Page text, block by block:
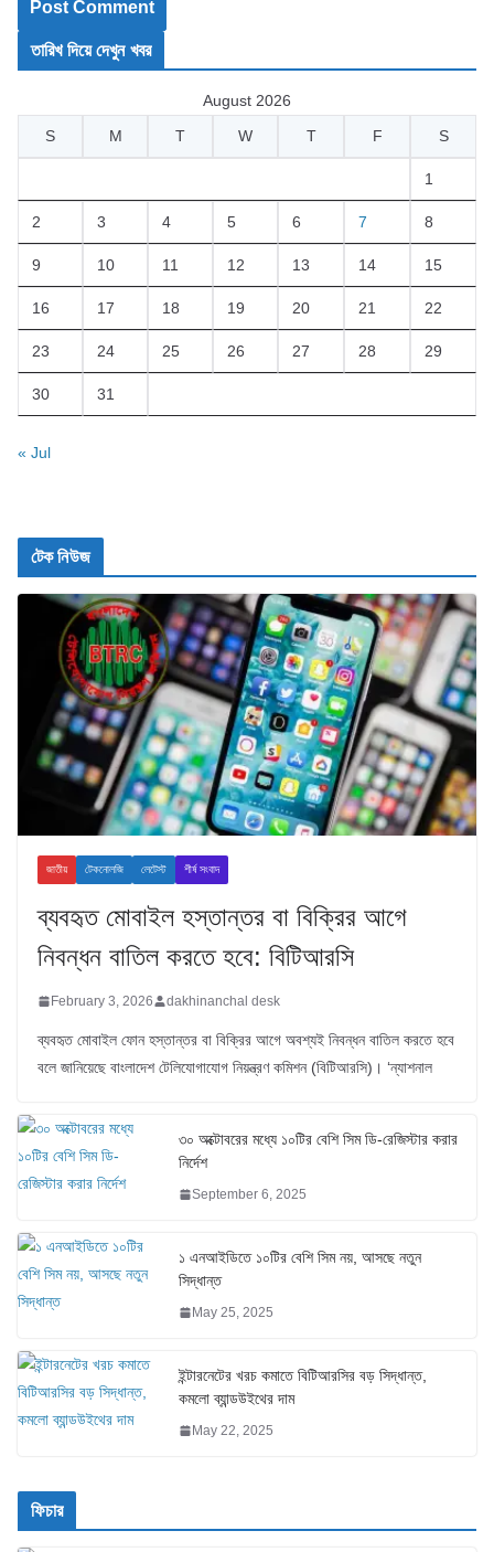
তারিখ দিয়ে দেখুন খবর
August 2026
S
M T W T F S
1
2 3 4 5 6 7 8
9 10 11 12 13 14 15
16 17 18 19 20 21 22
23 24 25 26 27 28 29
30 31
« Jul
টেক নিউজ
জাতীয় টেকনোলজি লেটেস্ট শীর্ষ সংবাদ
ব্যবহৃত মোবাইল হস্তান্তর বা বিক্রির আগে
নিবন্ধন বাতিল করতে হবে: বিটিআরসি
February 3, 2026 dakhinanchal desk
ব্যবহৃত মোবাইল ফোন হস্তান্তর বা বিক্রির আগে অবশ্যই নিবন্ধন বাতিল করতে হবে
বলে জানিয়েছে বাংলাদেশ টেলিযোগাযোগ নিয়ন্ত্রণ কমিশন (বিটিআরসি)। ‘ন্যাশনাল
৩০ অক্টোবরের মধ্যে ১০টির বেশি সিম ডি-রেজিস্টার করার
নির্দেশ
September 6, 2025
১ এনআইডিতে ১০টির বেশি সিম নয়, আসছে নতুন
সিদ্ধান্ত
May 25, 2025
ইন্টারনেটের খরচ কমাতে বিটিআরসির বড় সিদ্ধান্ত,
কমলো ব্যান্ডউইথের দাম
May 22, 2025
ফিচার